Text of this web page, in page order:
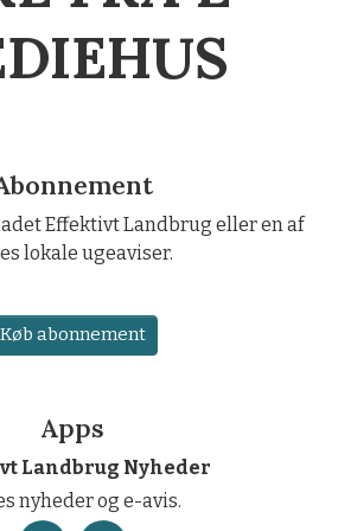
Effektivt Landbrug eller en af
lokale ugeaviser.
Køb abonnement
Apps
Landbrug Nyheder
nyheder og e-avis.